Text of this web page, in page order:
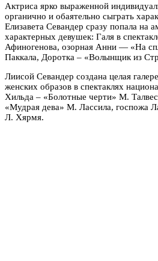
Актриса ярко выраженной
органично и обаятельно сыграть
Елизавета Севандер сразу попала на
характерных девушек: Галя в
Афиногенова, озорная Анни — «На
Паккала, Доротка – «Волынщик из
Лиисой Севандер создана целая
женских образов в спектаклях
Хильда – «Болотные черти» М.
«Мудрая дева» М. Лассила, госпожа
Л. Хярмя.